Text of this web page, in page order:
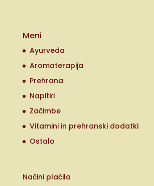
Meni
Ayurveda
Aromaterapija
Prehrana
Napitki
Začimbe
Vitamini in prehranski dodatki
Ostalo
Načini plačila